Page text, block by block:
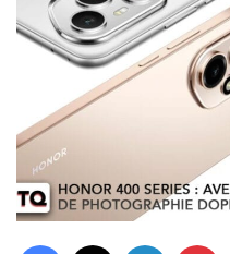
Facebook Linkedin